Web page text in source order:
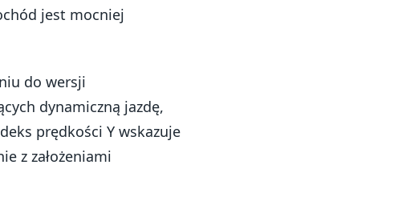
jest mocniej
do wersji
dynamiczną jazdę,
prędkości Y wskazuje
z założeniami